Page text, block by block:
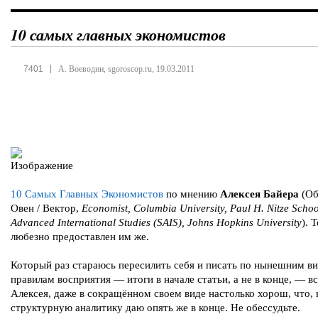
10 самых главных экономистов
7401 А. Воеводин, sgoroscop.ru, 19.03.2011
10 Самых Главных Экономистов по мнению Алексея Байера
Овен / Вектор, Economist, Columbia University, Paul H. Nitze
Advanced International Studies (SAIS), Johns Hopkins University).
любезно предоставлен им же.
Который раз стараюсь пересилить себя и писать по нынешним
правилам восприятия — итоги в начале статьи, а не в конце, —
Алексея, даже в сокращённом своем виде настолько хорош, что,
структурную аналитику даю опять же в конце. Не обессудьте.